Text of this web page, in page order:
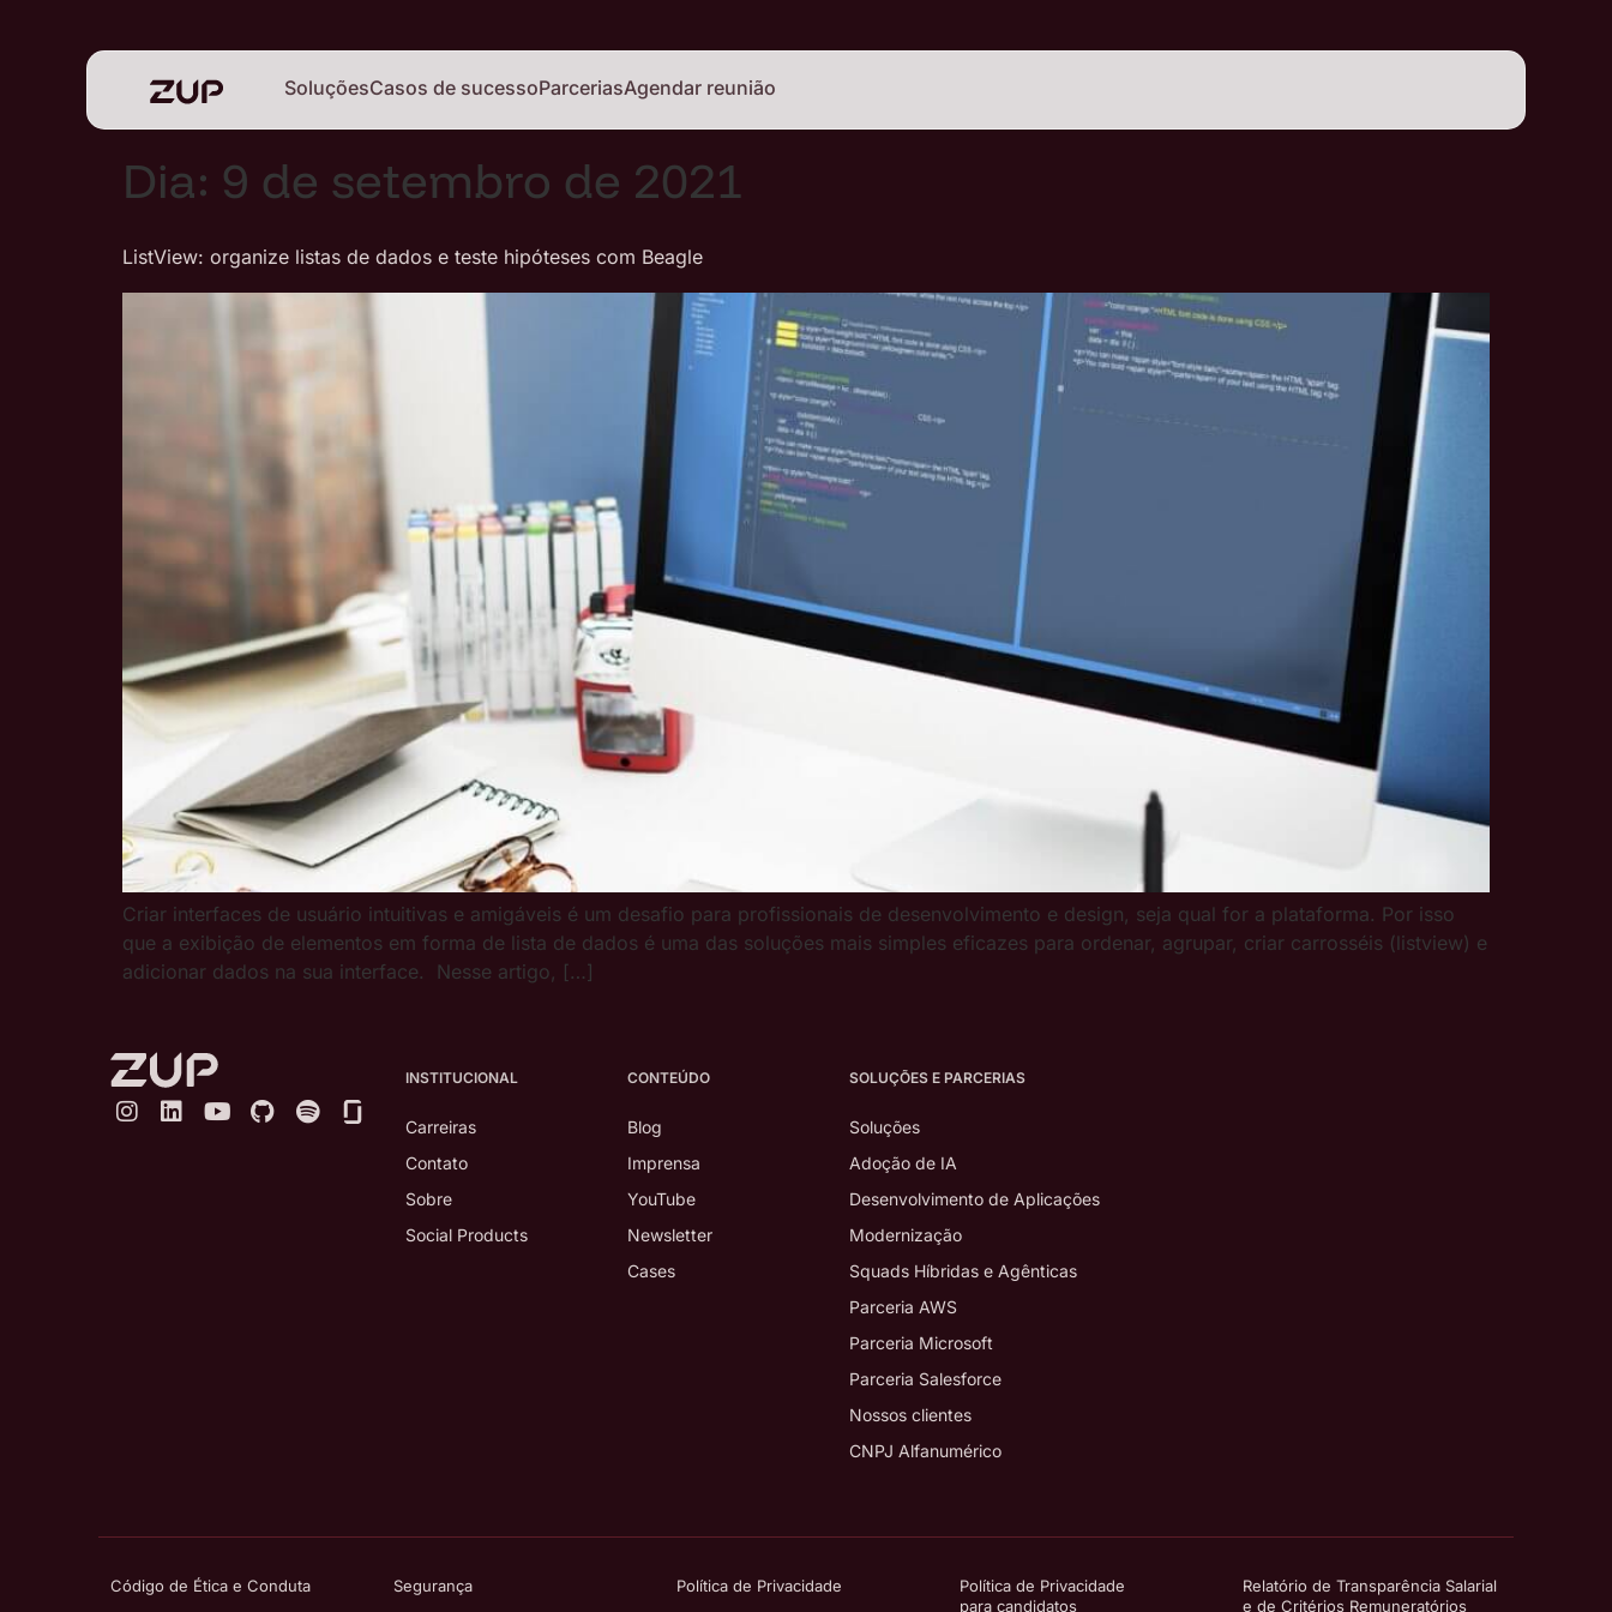
SoluçõesCasos de sucessoParceriasAgendar reunião
Dia: 9 de setembro de 2021
ListView: organize listas de dados e teste hipóteses com Beagle
Criar interfaces de usuário intuitivas e amigáveis é um desafio para profissionais de desenvolvimento e design, seja qual for a plataforma. Por isso
que a exibição de elementos em forma de lista de dados é uma das soluções mais simples eficazes para ordenar, agrupar, criar carrosséis (listview) e
adicionar dados na sua interface. Nesse artigo, […]
INSTITUCIONAL
Carreiras
Contato
Sobre
Social Products
CONTEÚDO
Blog
Imprensa
YouTube
Newsletter
Cases
SOLUÇÕES E PARCERIAS
Soluções
Adoção de IA
Desenvolvimento de Aplicações
Modernização
Squads Híbridas e Agênticas
Parceria AWS
Parceria Microsoft
Parceria Salesforce
Nossos clientes
CNPJ Alfanumérico
Código de Ética e Conduta Segurança Política de Privacidade
Política de Privacidade
para candidatos
Relatório de Transparência Salarial
e de Critérios Remuneratórios